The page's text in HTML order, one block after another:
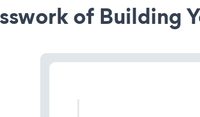
of Building